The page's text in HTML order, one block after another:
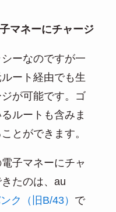
マネーにチャージ
ーなのですが一
ート経由でも生
が可能です。ゴ
ルートも含みま
とができます。
子マネーにチャ
たのは、au
ク（旧B/43） で